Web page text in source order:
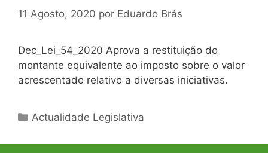
11 Agosto, 2020 por Eduardo Brás
Dec_Lei_54_2020 Aprova a restituição do
montante equivalente ao imposto sobre o valor
acrescentado relativo a diversas iniciativas.
Categorias
Actualidade Legislativa